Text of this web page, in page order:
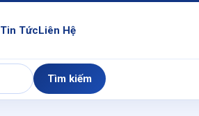
Tin TứcLiên Hệ
Tìm kiếm